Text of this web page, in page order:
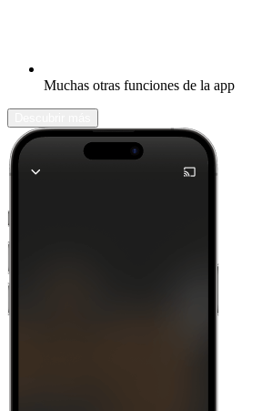
Muchas otras funciones de la app